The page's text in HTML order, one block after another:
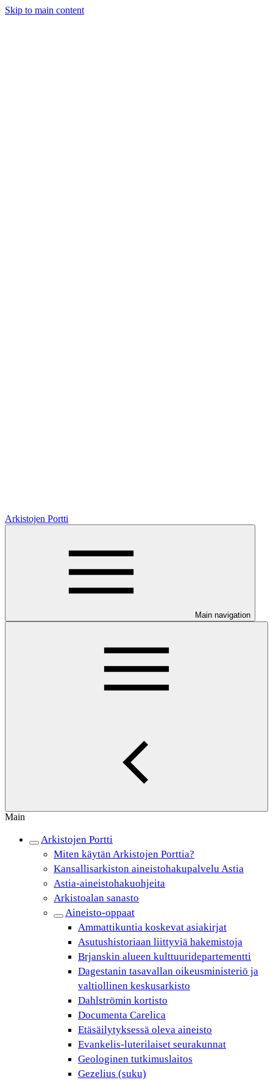
Skip to main content
Arkistojen Portti
Main navigation
Main
Arkistojen Portti
Miten käytän Arkistojen Porttia?
Kansallisarkiston aineistohakupalvelu Astia
Astia-aineistohakuohjeita
Arkistoalan sanasto
Aineisto-oppaat
Ammattikuntia koskevat asiakirjat
Asutushistoriaan liittyviä hakemistoja
Brjanskin alueen kulttuuridepartementti
Dagestanin tasavallan oikeusministeriö ja
valtiollinen keskusarkisto
Dahlströmin kortisto
Documenta Carelica
Etäsäilytyksessä oleva aineisto
Evankelis-luterilaiset seurakunnat
Geologinen tutkimuslaitos
Gezelius (suku)